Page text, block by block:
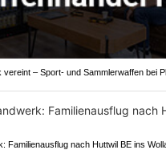
vereint – Sport- und Sammlerwaffen bei
Familienausflug nach Huttwil BE ins